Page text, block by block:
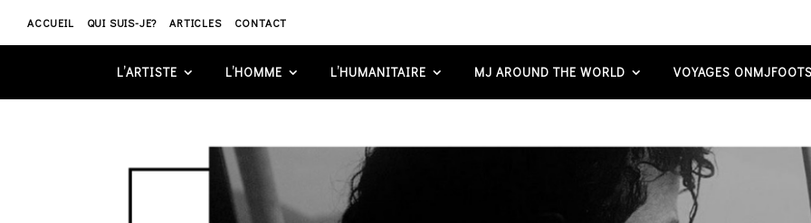
ACCUEIL QUI SUIS-JE? ARTICLES CONTACT
L’ARTISTE L’HOMME L’HUMANITAIRE MJ AROUND THE WORLD VOYAGES